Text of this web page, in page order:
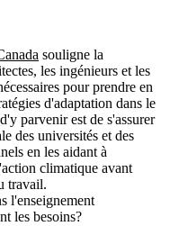
souligne la
les ingénieurs et les
pour prendre en
d'adaptation dans le
parvenir est de s'assurer
des universités et des
en les aidant à
climatique avant
travail.
l'enseignement
les besoins?